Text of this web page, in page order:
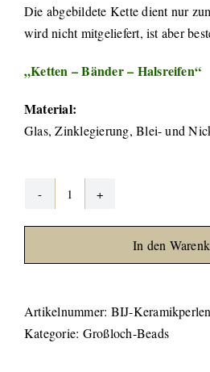
Die abgebildete Kette dient nur
wird nicht mitgeliefert, ist aber
„Ketten – Bänder – Halsreifen“
Material:
Glas, Zinklegierung, Blei- und
Keramikperle
-
verschiedene
Farben
In den
Artikelnummer: BIJ-Keramikperlen
Kategorie: Großloch-Beads